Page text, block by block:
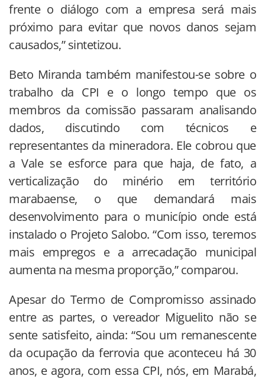
frente o diálogo com a empresa será mais
próximo para evitar que novos danos sejam
causados,” sintetizou.
Beto Miranda também manifestou-se sobre o
trabalho da CPI e o longo tempo que os
membros da comissão passaram analisando
dados, discutindo com técnicos e
representantes da mineradora. Ele cobrou que
a Vale se esforce para que haja, de fato, a
verticalização do minério em território
marabaense, o que demandará mais
desenvolvimento para o município onde está
instalado o Projeto Salobo. “Com isso, teremos
mais empregos e a arrecadação municipal
aumenta na mesma proporção,” comparou.
Apesar do Termo de Compromisso assinado
entre as partes, o vereador Miguelito não se
sente satisfeito, ainda: “Sou um remanescente
da ocupação da ferrovia que aconteceu há 30
anos, e agora, com essa CPI, nós, em Marabá,